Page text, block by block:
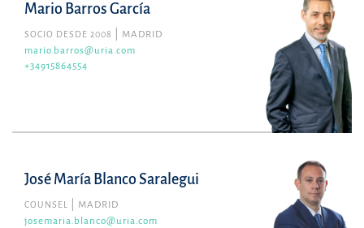
Mario Barros García
SOCIO DESDE 2008
MADRID
mario.barros@uria.com
+34915864554
José María Blanco Saralegui
COUNSEL
MADRID
josemaria.blanco@uria.com